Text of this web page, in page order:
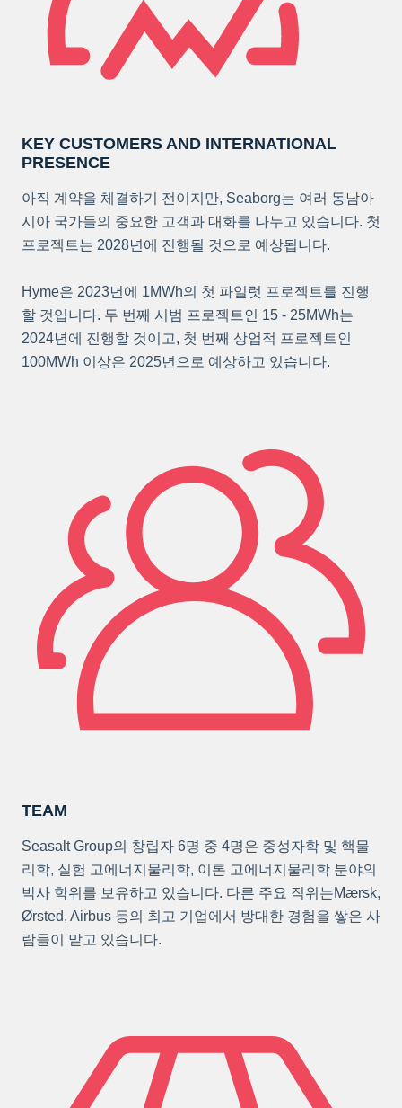
KEY CUSTOMERS AND INTERNATIONAL
PRESENCE
아직 계약을 체결하기 전이지만, Seaborg는 여러 동남아
시아 국가들의 중요한 고객과 대화를 나누고 있습니다. 첫
프로젝트는 2028년에 진행될 것으로 예상됩니다.
Hyme은 2023년에 1MWh의 첫 파일럿 프로젝트를 진행
할 것입니다. 두 번째 시범 프로젝트인 15 - 25MWh는
2024년에 진행할 것이고, 첫 번째 상업적 프로젝트인
100MWh 이상은 2025년으로 예상하고 있습니다.
TEAM
Seasalt Group의 창립자 6명 중 4명은 중성자학 및 핵물
리학, 실험 고에너지물리학, 이론 고에너지물리학 분야의
박사 학위를 보유하고 있습니다. 다른 주요 직위는Mærsk,
Ørsted, Airbus 등의 최고 기업에서 방대한 경험을 쌓은 사
람들이 맡고 있습니다.